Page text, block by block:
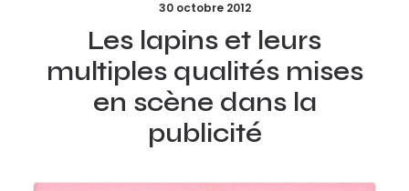
30 octobre 2012
Les lapins et leurs
multiples qualités mises
en scène dans la
publicité